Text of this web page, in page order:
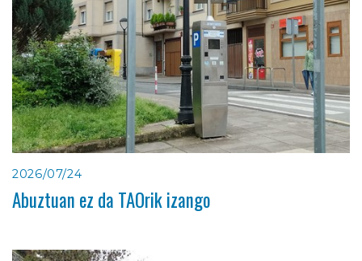
2026/07/24
Abuztuan ez da TAOrik izango